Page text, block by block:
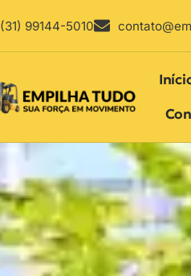
(31) 99144-5010